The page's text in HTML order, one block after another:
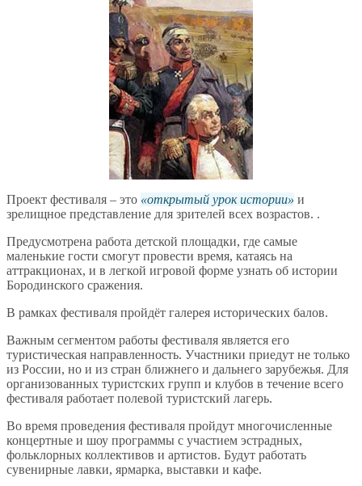
Проект фестиваля – это открытый урок истории
и
зрелищное представление для зрителей всех возрастов. .
Предусмотрена работа детской площадки, где самые
маленькие гости смогут провести время, катаясь на
аттракционах, и в легкой игровой форме узнать об истории
Бородинского сражения.
В рамках фестиваля пройдёт галерея исторических балов.
Важным сегментом работы фестиваля является его
туристическая направленность. Участники приедут не только
из России, но и из стран ближнего и дальнего зарубежья. Для
организованных туристских групп и клубов в течение всего
фестиваля работает полевой туристский лагерь.
Во время проведения фестиваля пройдут многочисленные
концертные и шоу программы с участием эстрадных,
фольклорных коллективов и артистов. Будут работать
сувенирные лавки, ярмарка, выставки и кафе.